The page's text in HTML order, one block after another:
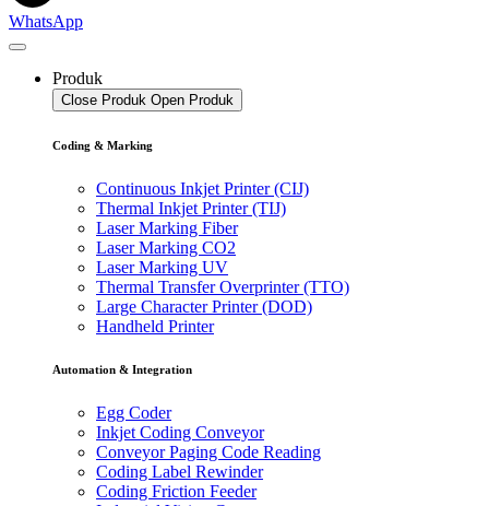
WhatsApp
Produk
Close Produk Open Produk
Coding & Marking
Continuous Inkjet Printer (CIJ)
Thermal Inkjet Printer (TIJ)
Laser Marking Fiber
Laser Marking CO2
Laser Marking UV
Thermal Transfer Overprinter (TTO)
Large Character Printer (DOD)
Handheld Printer
Automation & Integration
Egg Coder
Inkjet Coding Conveyor
Conveyor Paging Code Reading
Coding Label Rewinder
Coding Friction Feeder